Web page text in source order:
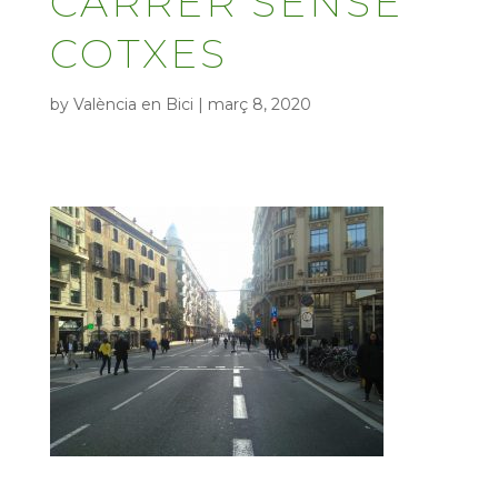
COTXES
by València en Bici | març 8, 2020